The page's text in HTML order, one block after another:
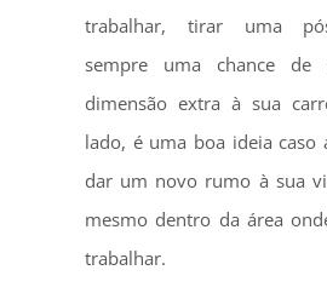
trabalhar, tirar uma
sempre uma chance de
dimensão extra à sua
lado, é uma boa ideia caso
dar um novo rumo à sua
mesmo dentro da área
trabalhar.